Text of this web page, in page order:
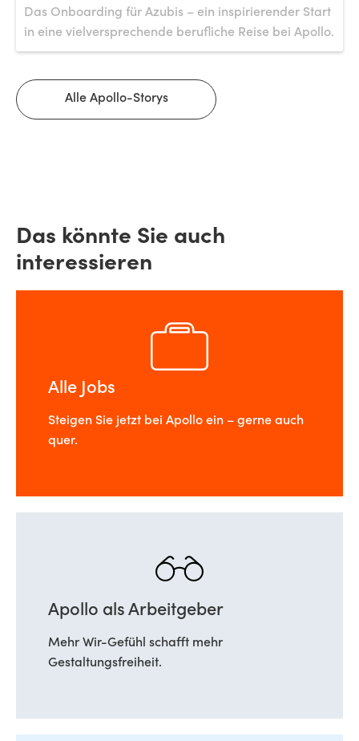
Das Onboarding für Azubis – ein inspirierender Start
in eine vielversprechende berufliche Reise bei Apollo.
Alle Apollo-Storys
Das könnte Sie auch
interessieren
Alle Jobs
Steigen Sie jetzt bei Apollo ein – gerne auch
quer.
Apollo als Arbeitgeber
Mehr Wir-Gefühl schafft mehr
Gestaltungsfreiheit.